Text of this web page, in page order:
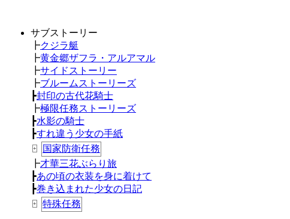
サブストーリー
┣クジラ艇
┣黄金郷ザフラ・アルアマル
┣サイドストーリー
┣ブルームストーリーズ
┣封印の古代花騎士
┣極限任務ストーリーズ
┣水影の騎士
┣すれ違う少女の手紙
+
国家防衛任務
┣才華三花ぶらり旅
┣あの頃の衣装を身に着けて
┣巻き込まれた少女の日記
+ 特殊任務